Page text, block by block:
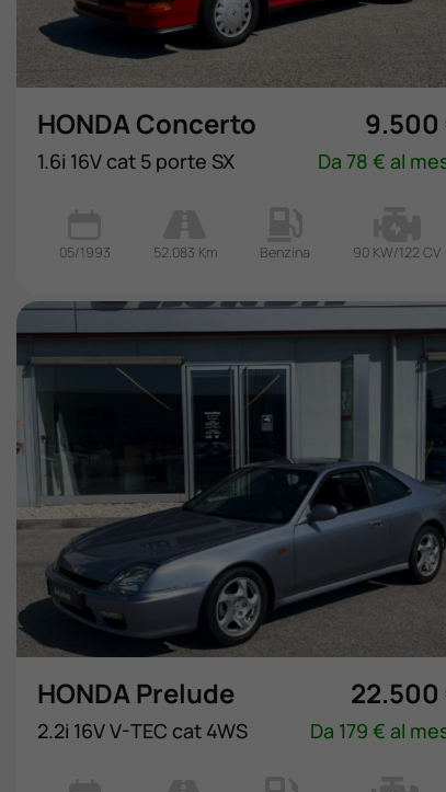
Valuta Il Tuo Usato
Lavora Con Noi
Contattaci
HONDA Concerto 9.500
1.6i 16V cat 5 porte SX Da 78 € al
05/1993 52.083 Km Benzina 90 KW/122 CV
HONDA Prelude 22.500
2.2i 16V V-TEC cat 4WS Da 179 € al